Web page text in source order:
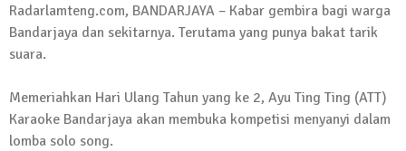
Rumbia, Pelaku Ditangkap di Lamtim
26 Juli 2025 | 10:33
News Flash
Lamteng Terkait Dugaan Korupsi Dana
Hibah Koni
Radarlamteng.com, BANDARJAYA – Kabar gembira bagi warga
Bandarjaya dan sekitarnya. Terutama yang punya bakat tarik
suara.
Memeriahkan Hari Ulang Tahun yang ke 2, Ayu Ting Ting (ATT)
Karaoke Bandarjaya akan membuka kompetisi menyanyi dalam
lomba solo song.